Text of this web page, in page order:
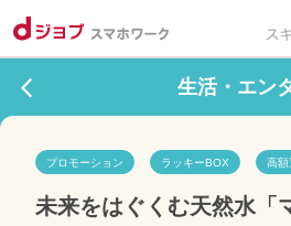
生活・エン
プロモーション ラッキーBOX 高額
未来をはぐくむ天然水「